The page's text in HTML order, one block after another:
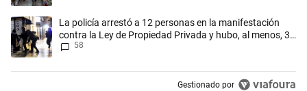
Un artículo de tendencia con el título "La policía arrestó a 12
La policía arrestó a 12 personas en la manifestación
contra la Ley de Propiedad Privada y hubo, al menos, 3
agentes heridos
58
Gestionado por